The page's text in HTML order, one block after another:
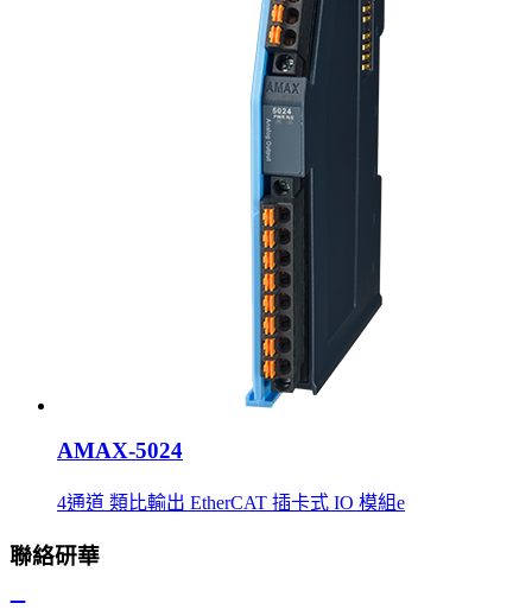
AMAX-5024
4通道 類比輸出 EtherCAT 插卡式 IO 模組e
聯絡研華